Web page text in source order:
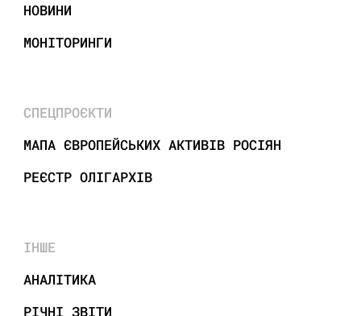
НОВИНИ
МОНІТОРИНГИ
СПЕЦПРОЄКТИ
МАПА ЄВРОПЕЙСЬКИХ АКТИВІВ РОСІЯН
РЕЄСТР ОЛІГАРХІВ
ІНШЕ
АНАЛІТИКА
РІЧНІ ЗВІТИ